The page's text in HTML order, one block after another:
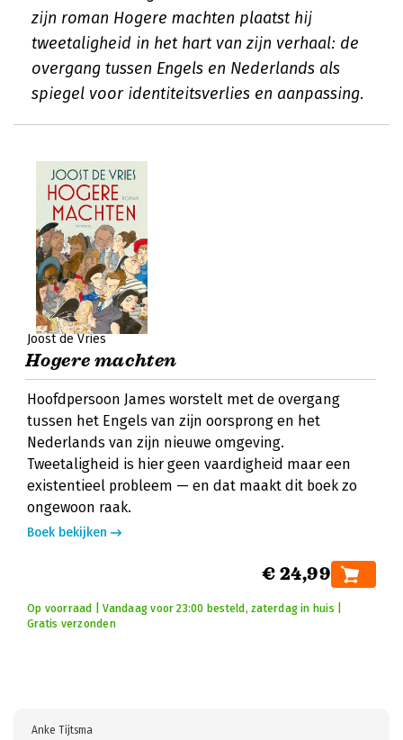
zijn roman Hogere machten plaatst hij
tweetaligheid in het hart van zijn verhaal: de
overgang tussen Engels en Nederlands als
spiegel voor identiteitsverlies en aanpassing.
Joost de Vries
Hogere machten
Hoofdpersoon James worstelt met de overgang
tussen het Engels van zijn oorsprong en het
Nederlands van zijn nieuwe omgeving.
Tweetaligheid is hier geen vaardigheid maar een
existentieel probleem — en dat maakt dit boek zo
ongewoon raak.
Boek bekijken
€ 24,99
Op voorraad | Vandaag voor 23:00 besteld, zaterdag in huis |
Gratis verzonden
Anke Tijtsma